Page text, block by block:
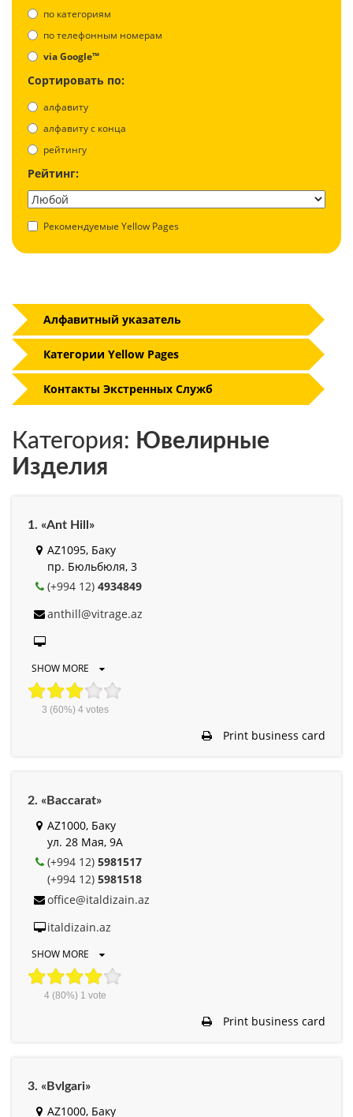
по категориям
по телефонным номерам
via Google™
Сортировать по:
алфавиту
aлфавиту с конца
рейтингу
Рейтинг:
Рекомендуемые Yellow Pages
Категория: Ювелирные
Изделия
1. «Ant Hill»
AZ1095, Баку
пр. Бюльбюля, 3
(+994 12) 4934849
anthill@vitrage.az
SHOW MORE
3 (60%) 4votes
Print business card
2. «Baccarat»
AZ1000, Баку
ул. 28 Мая, 9A
(+994 12) 5981517
(+994 12) 5981518
office@italdizain.az
italdizain.az
SHOW MORE
4(80%) 1 vote
Print business card
3. «Bvlgari»
AZ1000, Баку
Алфавитный указатель
Категории Yellow Pages
Контакты Экстренных Служб